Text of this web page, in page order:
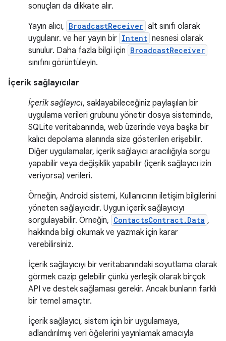
sonuçları da dikkate alır.
Yayın alıcı, BroadcastReceiver alt sınıfı olarak
uygulanır. ve her yayın bir Intent nesnesi olarak
sunulur. Daha fazla bilgi için BroadcastReceiver
sınıfını görüntüleyin.
İçerik sağlayıcılar
İçerik sağlayıcı, saklayabileceğiniz paylaşılan bir
uygulama verileri grubunu yönetir dosya sisteminde,
SQLite veritabanında, web üzerinde veya başka bir
kalıcı depolama alanında size gösterilen erişebilir.
Diğer uygulamalar, içerik sağlayıcı aracılığıyla sorgu
yapabilir veya değişiklik yapabilir (içerik sağlayıcı izin
veriyorsa) verileri.
Örneğin, Android sistemi, Kullanıcının iletişim bilgilerini
yöneten sağlayıcıdır. Uygun içerik sağlayıcıyı
sorgulayabilir. Örneğin, ContactsContract.Data ,
hakkında bilgi okumak ve yazmak için karar
verebilirsiniz.
İçerik sağlayıcıyı bir veritabanındaki soyutlama olarak
görmek cazip gelebilir çünkü yerleşik olarak birçok
API ve destek sağlaması gerekir. Ancak bunların farklı
bir temel amaçtır.
İçerik sağlayıcı, sistem için bir uygulamaya,
adlandırılmış veri öğelerini yayınlamak amacıyla